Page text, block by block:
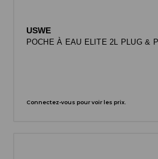
USWE
POCHE À EAU ELITE 2L PLUG &
Connectez-vous pour voir les prix.